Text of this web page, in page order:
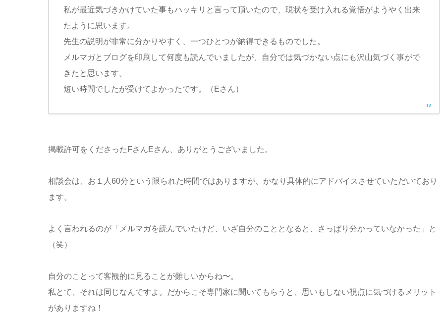
私が最近気づきかけていた事もハッキリと言って頂いたので、現状を受け入れる覚悟がようやく出来
たように思います。
先生の説明が非常に分かりやすく、一つひとつが納得できるものでした。
メルマガとブログを印刷して何度も読んでいましたが、自分では気づかない点にも沢山気づく事がで
きたと思います。
短い時間でしたが受けてよかったです。（Eさん）
掲載許可をくださったFさんEさん、ありがとうございました。
相談会は、お１人60分という限られた時間ではありますが、かなり具体的にアドバイスさせていただいており
ます。
よく言われるのが「メルマガを読んでいたけど、いざ自分のこととなると、さっぱり分かっていなかった」と
（笑）
自分のことって客観的に見ることが難しいからね〜。
私とて、それは同じなんですよ。だからこそ専門家に聞いてもらうと、思いもしない視点に気づけるメリット
がありますね！